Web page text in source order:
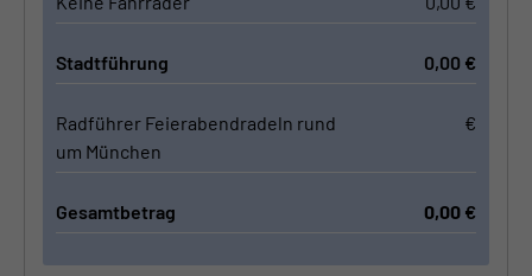
Stadtführung 0,00 €
Radführer Feierabendradeln rund
um München
€
Gesamtbetrag 0,00€